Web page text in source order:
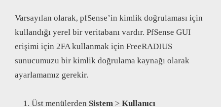
Varsayılan olarak, pfSense’in kimlik doğrulaması için
kullandığı yerel bir veritabanı vardır. PfSense GUI
erişimi için 2FA kullanmak için FreeRADIUS
sunucumuzu bir kimlik doğrulama kaynağı olarak
ayarlamamız gerekir.
Üst menülerden Sistem > Kullanıcı